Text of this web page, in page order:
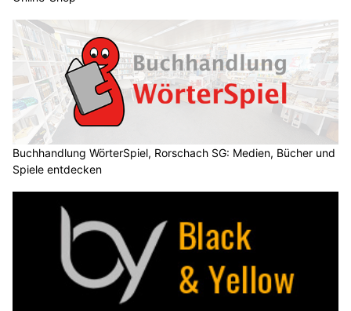
Buchhandlung WörterSpiel, Rorschach SG: Medien, Bücher und
Spiele entdecken